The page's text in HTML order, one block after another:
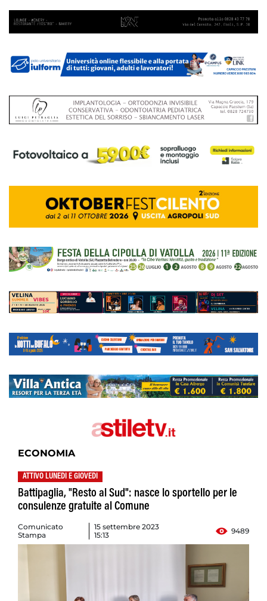
ECONOMIA
ATTIVO LUNEDI E GIOVEDI
Battipaglia, "Resto al Sud": nasce lo sportello per le
consulenze gratuite al Comune
Comunicato
Stampa
15 settembre 2023
15:13
9489